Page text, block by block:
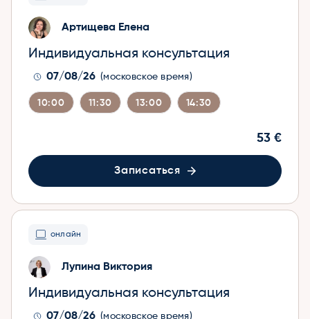
Артищева Елена
Индивидуальная консультация
07/08/26 (московское время)
10:00 11:30 13:00 14:30
53 €
Записаться
онлайн
Лупина Виктория
Индивидуальная консультация
07/08/26 (московское время)